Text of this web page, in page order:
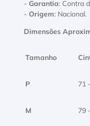
- Garantia: Contra
- Origem: Nacional.
Dimensões
Tamanho
P 71
M 79